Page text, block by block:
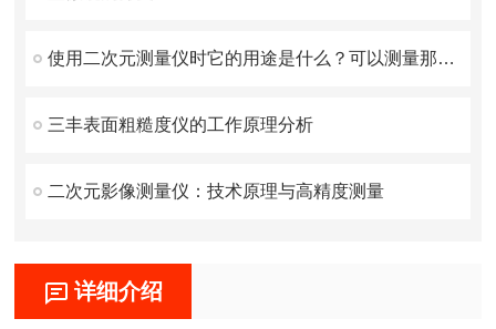
使用二次元测量仪时它的用途是什么？可以测量那些对象？
三丰表面粗糙度仪的工作原理分析
二次元影像测量仪：技术原理与高精度测量
详细介绍